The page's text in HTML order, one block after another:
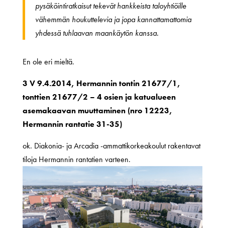
pysäköintiratkaisut tekevät hankkeista taloyhtiöille
vähemmän houkuttelevia ja jopa kannattamattomia
yhdessä tuhlaavan maankäytön kanssa.
En ole eri mieltä.
3 V 9.4.2014, Hermannin tontin 21677/1,
tonttien 21677/2 – 4 osien ja katualueen
asemakaavan muuttaminen (nro 12223,
Hermannin rantatie 31-35)
ok. Diakonia- ja Arcadia -ammattikorkeakoulut rakentavat
tiloja Hermannin rantatien varteen.